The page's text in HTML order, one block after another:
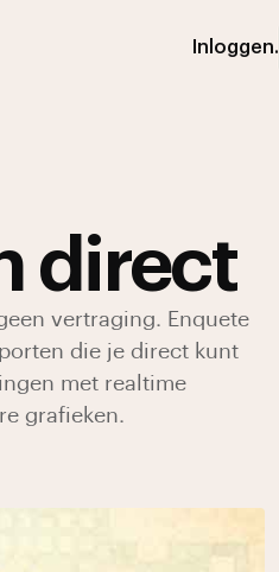
Inloggen.
direct
vertraging. Enquete
die je direct kunt
met realtime
grafieken.